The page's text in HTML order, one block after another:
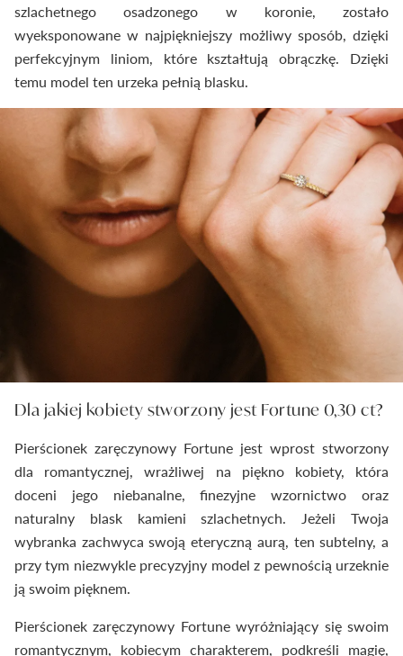
szlachetnego osadzonego w koronie, zostało
wyeksponowane w najpiękniejszy możliwy sposób, dzięki
perfekcyjnym liniom, które kształtują obrączkę. Dzięki
temu model ten urzeka pełnią blasku.
Dla jakiej kobiety stworzony jest Fortune 0,30 ct?
Pierścionek zaręczynowy Fortune jest wprost stworzony
dla romantycznej, wrażliwej na piękno kobiety, która
doceni jego niebanalne, finezyjne wzornictwo oraz
naturalny blask kamieni szlachetnych. Jeżeli Twoja
wybranka zachwyca swoją eteryczną aurą, ten subtelny, a
przy tym niezwykle precyzyjny model z pewnością urzeknie
ją swoim pięknem.
Pierścionek zaręczynowy Fortune wyróżniający się swoim
romantycznym, kobiecym charakterem, podkreśli magię,